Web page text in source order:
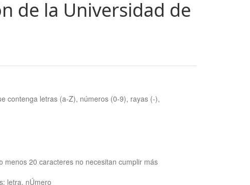
de la Universidad de
contenga letras (a-Z), números (0-9), rayas (-),
20 caracteres no necesitan cumplir más
letra, nÚmero